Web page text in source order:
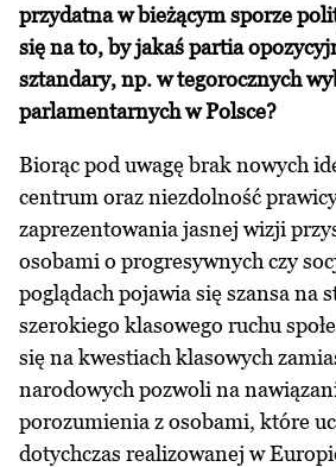
przydatna w bieżącym sporze
się na to, by jakaś partia
sztandary, np. w tegorocznych
parlamentarnych w Polsce?
Biorąc pod uwagę brak nowych
centrum oraz niezdolność
zaprezentowania jasnej wizji
osobami o progresywnych czy
poglądach pojawia się szansa na
szerokiego klasowego ruchu
się na kwestiach klasowych
narodowych pozwoli na
porozumienia z osobami, które
dotychczas realizowanej w